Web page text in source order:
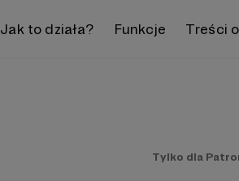
Jak to działa? Funkcje Treści
Tylko dla